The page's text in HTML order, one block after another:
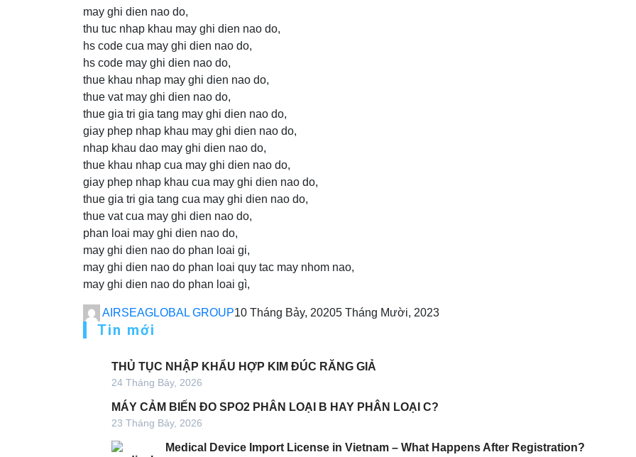
may ghi dien nao do,
thu tuc nhap khau may ghi dien nao do,
hs code cua may ghi dien nao do,
hs code may ghi dien nao do,
thue khau nhap may ghi dien nao do,
thue vat may ghi dien nao do,
thue gia tri gia tang may ghi dien nao do,
giay phep nhap khau may ghi dien nao do,
nhap khau dao may ghi dien nao do,
thue khau nhap cua may ghi dien nao do,
giay phep nhap khau cua may ghi dien nao do,
thue gia tri gia tang cua may ghi dien nao do,
thue vat cua may ghi dien nao do,
phan loai may ghi dien nao do,
may ghi dien nao do phan loai gi,
may ghi dien nao do phan loai quy tac may nhom nao,
may ghi dien nao do phan loai gì,
AIRSEAGLOBAL GROUP10 Tháng Bảy, 20205 Tháng Mười, 2023
Tin mới
THỦ TỤC NHẬP KHẨU HỢP KIM ĐÚC RĂNG GIẢ
24 Tháng Bảy, 2026
MÁY CẢM BIẾN ĐO SPO2 PHÂN LOẠI B HAY PHÂN LOẠI C?
23 Tháng Bảy, 2026
Medical Device Import License in Vietnam – What Happens After Registration?